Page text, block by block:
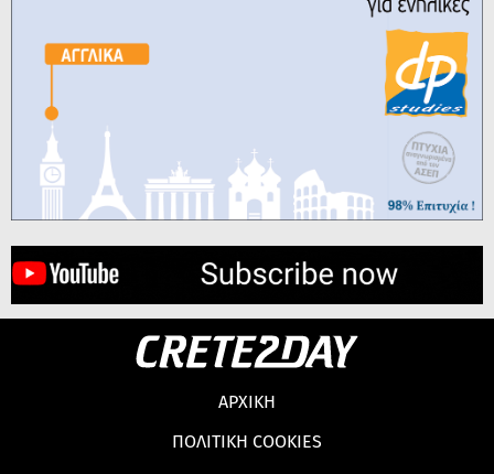
ΑΡΧΙΚΗ
ΠΟΛΙΤΙΚΗ COOKIES